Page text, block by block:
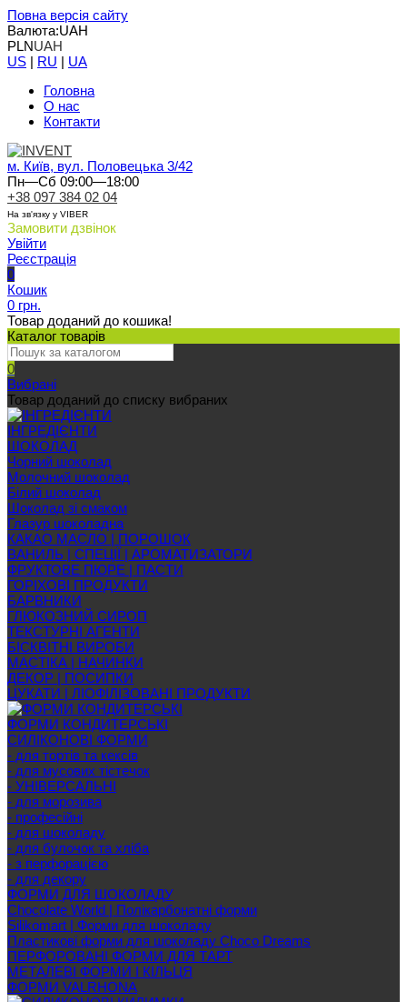
Повна версія сайту
Валюта:UAH
PLNUAH
US | RU | UA
Головна
О нас
Контакти
м. Київ, вул. Половецька 3/42
Пн—Сб 09:00—18:00
+38 097 384 02 04
На зв'язку у VIBER
Замовити дзвінок
Увійти
Реєстрація
0
Кошик
0 грн.
Товар доданий до кошика!
Каталог товарів
0
Вибрані
Товар доданий до списку вибраних
ІНГРЕДІЄНТИ
ШОКОЛАД
Чорний шоколад
Молочний шоколад
Білий шоколад
Шоколад зі смаком
Глазур шоколадна
КАКАО МАСЛО | ПОРОШОК
ВАНИЛЬ | СПЕЦІЇ | АРОМАТИЗАТОРИ
ФРУКТОВЕ ПЮРЕ | ПАСТИ
ГОРІХОВІ ПРОДУКТИ
БАРВНИКИ
ГЛЮКОЗНИЙ СИРОП
ТЕКСТУРНІ АГЕНТИ
БІСКВІТНІ ВИРОБИ
МАСТІКА | НАЧИНКИ
ДЕКОР | ПОСИПКИ
ЦУКАТИ | ЛІОФІЛІЗОВАНІ ПРОДУКТИ
ФОРМИ КОНДИТЕРСЬКІ
СИЛІКОНОВІ ФОРМИ
- для тортів та кексів
- для мусових тістечок
- УНІВЕРСАЛЬНІ
- для морозива
- професійні
- для шоколаду
- для булочок та хліба
- з перфорацією
- для декору
ФОРМИ ДЛЯ ШОКОЛАДУ
Chocolate World | Полікарбонатні форми
Silikomart | Форми для шоколаду
Пластикові форми для шоколаду Choco Dreams
ПЕРФОРОВАНІ ФОРМИ ДЛЯ ТАРТ
МЕТАЛЕВІ ФОРМИ І КІЛЬЦЯ
ФОРМИ VALRHONA